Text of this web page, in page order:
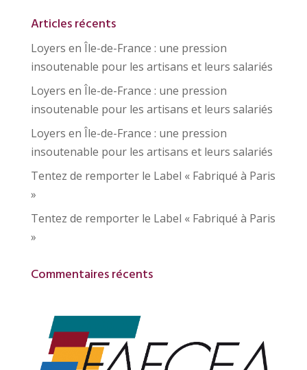
Articles récents
Loyers en Île-de-France : une pression
insoutenable pour les artisans et leurs salariés
Loyers en Île-de-France : une pression
insoutenable pour les artisans et leurs salariés
Loyers en Île-de-France : une pression
insoutenable pour les artisans et leurs salariés
Tentez de remporter le Label « Fabriqué à Paris
»
Tentez de remporter le Label « Fabriqué à Paris
»
Commentaires récents